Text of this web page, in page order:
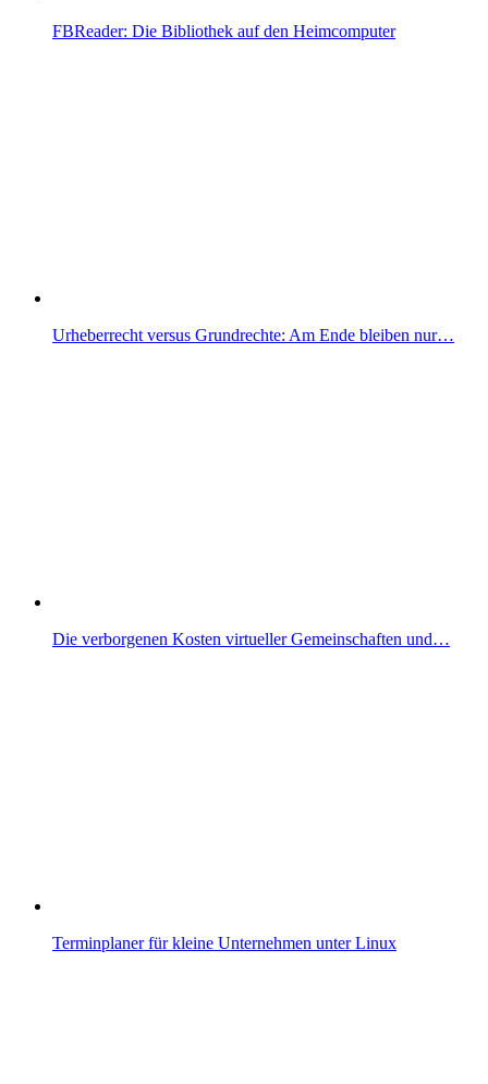
FBReader: Die Bibliothek auf den Heimcomputer
Urheberrecht versus Grundrechte: Am Ende bleiben nur…
Die verborgenen Kosten virtueller Gemeinschaften und…
Terminplaner für kleine Unternehmen unter Linux